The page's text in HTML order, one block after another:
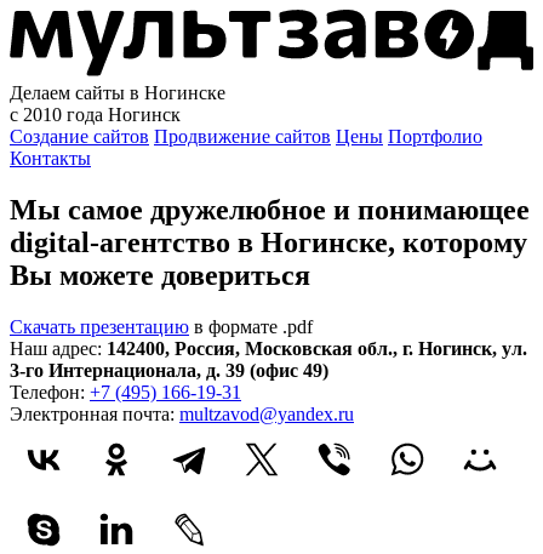
Делаем сайты в Ногинске
с 2010 года Ногинск
Создание сайтов Продвижение сайтов Цены Портфолио
Контакты
Мы самое дружелюбное и понимающее
digital-агентство в Ногинске, которому
Вы можете довериться
Скачать презентацию в формате .pdf
Наш адрес: 142400, Россия, Московская обл., г. Ногинск, ул.
3-го Интернационала, д. 39 (офис 49)
Телефон: +7 (495) 166-19-31
Электронная почта: multzavod@yandex.ru